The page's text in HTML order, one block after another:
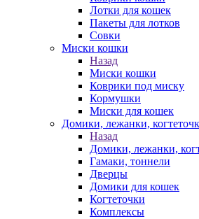
Лотки для кошек
Пакеты для лотков
Совки
Миски кошки
Назад
Миски кошки
Коврики под миску
Кормушки
Миски для кошек
Домики, лежанки,
Назад
Домики, лежанки,
Гамаки, тоннели
Дверцы
Домики для кошек
Когтеточки
Комплексы